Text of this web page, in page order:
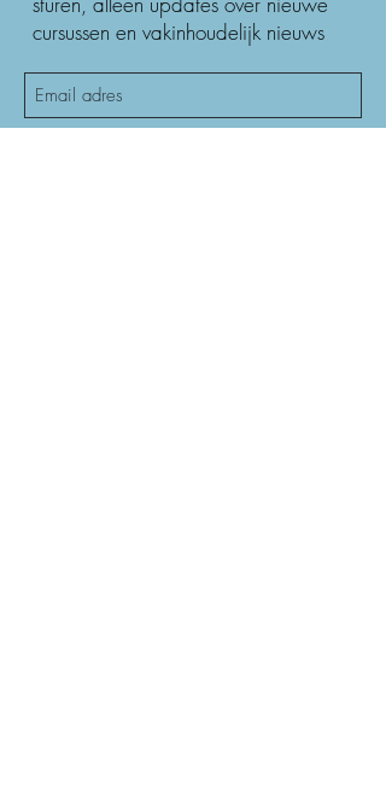
cursussen en vakinhoudelijk nieuws